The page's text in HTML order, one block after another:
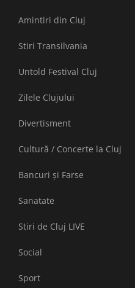
Amintiri din Cluj
Stiri Transilvania
Untold Festival Cluj
Zilele Clujului
Divertisment
Cultură / Concerte la Cluj
Bancuri și Farse
Sanatate
Stiri de Cluj LIVE
Social
Sport